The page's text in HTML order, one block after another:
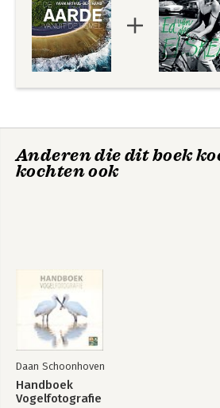
OP WEG NAAR SOBERE EN
PHILIPPE BIHOUIX
VERANTWOORD WERELDBURGERSCHAP
GAËL GIRAUD
Anderen die dit boek
kochten ook
Daan Schoonhoven
Handboek
Vogelfotografie